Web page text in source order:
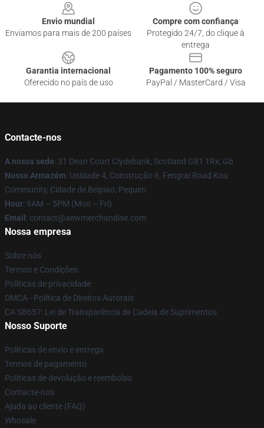
Envio mundial
Enviamos para mais de 200 países
Compre com confiança
Protegido 24/7, do clique à
entrega
Garantia internacional
Oferecido no país de uso
Pagamento 100% seguro
PayPal / MasterCard / Visa
Contacte-nos
A nossa sede: 31 Dean Court Clydebank, Scotland G81 1Rx, Gb
Nosso Armazém: Unidade 4, Construção 6, Fengtai Road Kou
Community, Cidade de Beipiao, Pequim
Hour: 9AM – 5PM (Mon – Fri)
Email : contact@aewmerchandise.com
Nossa empresa
Sobre nós
Termos e Condições
Políticas de privacidade
DMCA - Política de Direitos Autorais
CA SB657: Lei de Transparência de Cadeia de Suprimentos
Nosso Suporte
Políticas de envio e entrega
Termos de pagamento
Políticas de devolução e reembolso
Contacte-nos
Ajuda ao cliente (FAQ)
Whosale